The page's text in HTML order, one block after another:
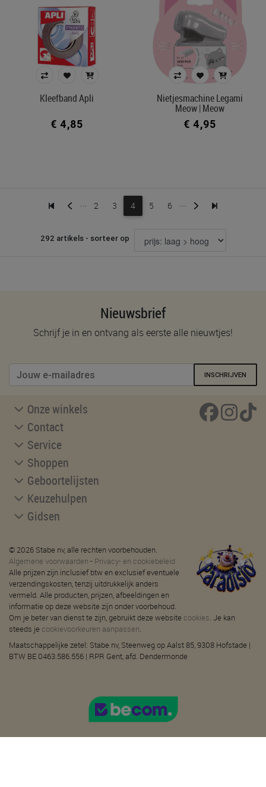
Kleefband Apli
€ 4,85
Nietjesmachine Legami
Meow | Meow
€ 4,95
... 2 3 4 5 6 ...
292 artikels - sorteer op
Nieuwsbrief
Schrijf je in en ontvang als eerste alle nieuwtjes!
INSCHRIJVEN
Onze winkels
Contact
Service
Shoppen
Geboortelijsten
Keuzehulpen
Gidsen
© 2026 Stabe nv, alle rechten voorbehouden.
Algemene voorwaarden - Privacy- en cookiebeleid
Alle prijzen zijn inclusief btw en exclusief eventuele
verzendingskosten, tenzij uitdrukkelijk anders
vermeld. Alle producten, prijzen, afbeeldingen en
informatie op deze website zijn onder voorbehoud.
Om je beter van dienst te zijn, gebruikt deze website cookies. Je kan
steeds je cookievoorkeuren aanpassen.
Maatschappelijke zetel: Stabe nv, Steenweg op Aalst 85, 9308 Hofstade |
BTW BE 0463.586.556 | RPR Gent, afd. Dendermonde